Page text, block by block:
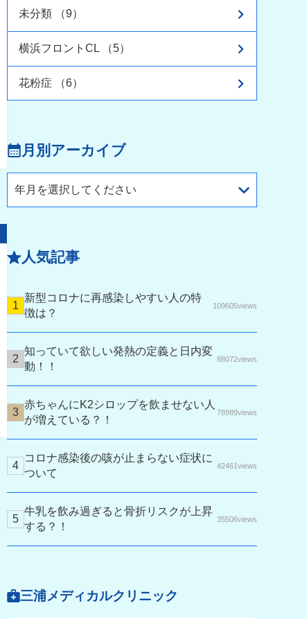
未分類 （9）
横浜フロントCL （5）
花粉症 （6）
月別アーカイブ
年月を選択してください
人気記事
新型コロナに再感染しやすい人の特
徴は？
109605views
知っていて欲しい発熱の定義と日内変
動！！
88072views
赤ちゃんにK2シロップを飲ませない人
が増えている？！
78989views
コロナ感染後の咳が止まらない症状に
ついて
42461views
牛乳を飲み過ぎると骨折リスクが上昇
する？！
35506views
三浦メディカルクリニック